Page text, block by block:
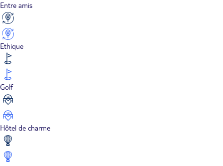
Entre amis
Ethique
Golf
Hôtel de charme